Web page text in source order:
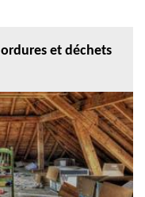
et déchets